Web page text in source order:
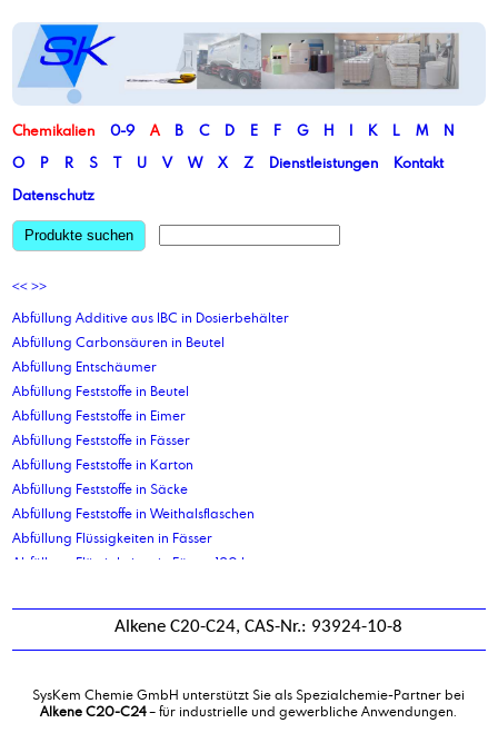
Chemikalien 0-9 A B C D E F G H I K L M
N
O
P R S T U V W X Z Dienstleistungen
Kontakt
Datenschutz
Produkte suchen
<< >>
Abfüllung Additive aus IBC in Dosierbehälter
Abfüllung Carbonsäuren in Beutel
Abfüllung Entschäumer
Abfüllung Feststoffe in Beutel
Abfüllung Feststoffe in Eimer
Abfüllung Feststoffe in Fässer
Abfüllung Feststoffe in Karton
Abfüllung Feststoffe in Säcke
Abfüllung Feststoffe in Weithalsflaschen
Abfüllung Flüssigkeiten in Fässer
Abfüllung Flüssigkeiten in Fässer 120 ltr
Abfüllung Flüssigkeiten in Kanister 10 kg
Abfüllung Flüssigkeiten in Kanister 10 ltr
Abfüllung Flüssigkeiten in Kanister 30 ltr
Alkene C20-C24, CAS-Nr.: 93924-10-8
SysKem Chemie GmbH unterstützt Sie als Spezialchemie-Partner bei
Alkene C20-C24– für industrielle und gewerbliche Anwendungen.